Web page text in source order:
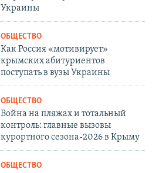
Украины
ОБЩЕСТВО
Как Россия «мотивирует»
крымских абитуриентов
поступать в вузы Украины
ОБЩЕСТВО
Война на пляжах и тотальный
контроль: главные вызовы
курортного сезона-2026 в Крыму
ОБЩЕСТВО